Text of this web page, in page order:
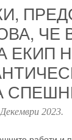
ЕКИП
2023.